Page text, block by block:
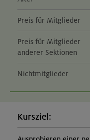
Preis für Mitglieder
Preis für Mitglieder
anderer Sektionen
Nichtmitglieder
Kursziel: